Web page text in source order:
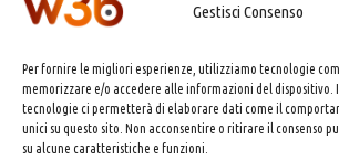
Gestisci Consenso
Per fornire le migliori esperienze, utilizziamo tecnologie
memorizzare e/o accedere alle informazioni del dispositivo.
tecnologie ci permetterà di elaborare dati come il
unici su questo sito. Non acconsentire o ritirare il consenso
su alcune caratteristiche e funzioni.
DIRETTORE RESPONSABILE:
CHIARA PORTA
REDAZIONE & GRAFICA:EOIPSO.IT
EDITORE:EOIPSO.IT
CONTATTI:redazione@presskit.it